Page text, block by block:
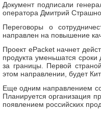
Документ подписали
оператора Дмитрий
Переговоры о
направлен на повышение
Проект ePacket начнет
продукта уменьшатся сроки
за границы. Первой
этом направлении, будет
Еще одним направлением
Планируется организация
появлением российских